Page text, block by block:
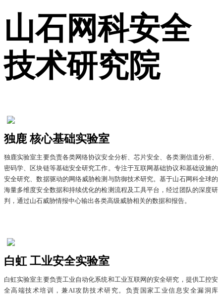
山石网科安全
技术研究院
独鹿 核心基础实验室
独鹿实验室主要负责各类网络协议安全分析、芯片安全、各类测信道分析、
密码学、区块链等基础安全研究工作。专注于互联网基础协议和基础设施的
安全研究、数据驱动的网络威胁检测与防御技术研究。基于山石网科全球的
海量多维度安全数据和持续优化的检测流程及工具平台，经过团队的深度研
判，通过山石威胁情报中心输出各类高级威胁相关的数据和报告。
白虹 工业安全实验室
白虹实验室主要负责工业自动化系统和工业互联网的安全研究，提供工控安
全高端技术培训，兼AI攻防技术研究。负责国家工业信息安全漏洞库